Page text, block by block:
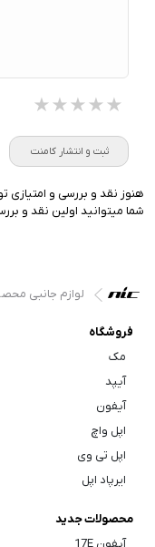
★★★★★
★★★★★
★★★★★
ثبت و انتشار کامنت
هنوز نقد و بررسی و
شما میتوانید اولین نقد و
لوازم جانبی
فروشگاه
مک
آیپد
آیفون
اپل واچ
اپل تی وی
ایرپاد اپل
محصولات جدید
آیفون 17E